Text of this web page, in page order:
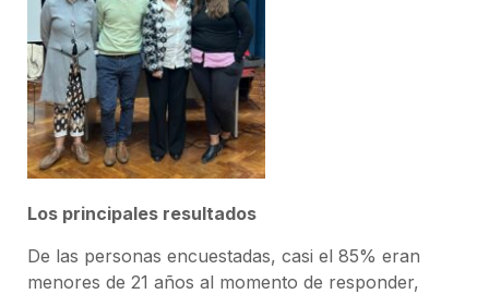
Los principales resultados
De las personas encuestadas, casi el 85% eran
menores de 21 años al momento de responder,